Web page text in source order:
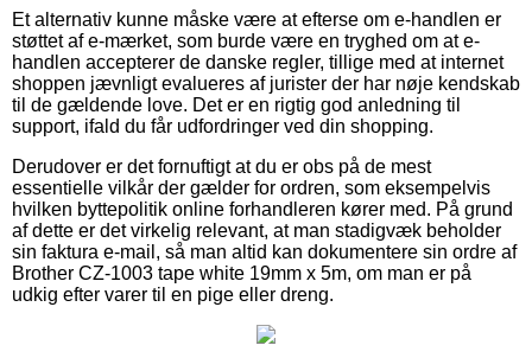
Et alternativ kunne måske være at efterse om e-handlen er
støttet af e-mærket, som burde være en tryghed om at e-
handlen accepterer de danske regler, tillige med at internet
shoppen jævnligt evalueres af jurister der har nøje kendskab
til de gældende love. Det er en rigtig god anledning til
support, ifald du får udfordringer ved din shopping.
Derudover er det fornuftigt at du er obs på de mest
essentielle vilkår der gælder for ordren, som eksempelvis
hvilken byttepolitik online forhandleren kører med. På grund
af dette er det virkelig relevant, at man stadigvæk beholder
sin faktura e-mail, så man altid kan dokumentere sin ordre af
Brother CZ-1003 tape white 19mm x 5m, om man er på
udkig efter varer til en pige eller dreng.